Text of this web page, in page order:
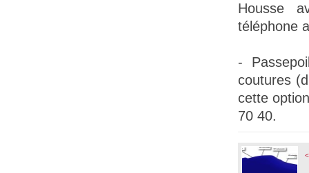
Housse
téléphone
-
coutures
cette
70 40.